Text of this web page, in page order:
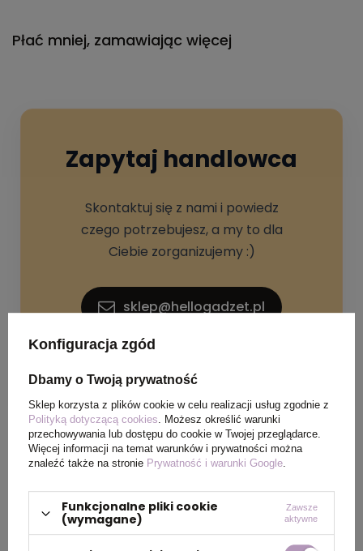
Płać mniej, zamawiając więcej
Zapytaj handlowca
Skontaktuj się z nami i powiedz
czego potrzebujesz, a my to dla
Ciebie zorganizujemy :)
sklep@hellogadzet.pl
SPECYFIKACJA PRODUKTU
metal
Konfiguracja zgód
Dbamy o Twoją prywatność
Sklep korzysta z plików cookie w celu realizacji usług zgodnie z
Polityką dotyczącą cookies. Możesz określić warunki
przechowywania lub dostępu do cookie w Twojej przeglądarce.
Więcej informacji na temat warunków i prywatności można
znaleźć także na stronie Prywatność i warunki Google.
Funkcjonalne pliki cookie
(wymagane)
Zawsze
aktywne